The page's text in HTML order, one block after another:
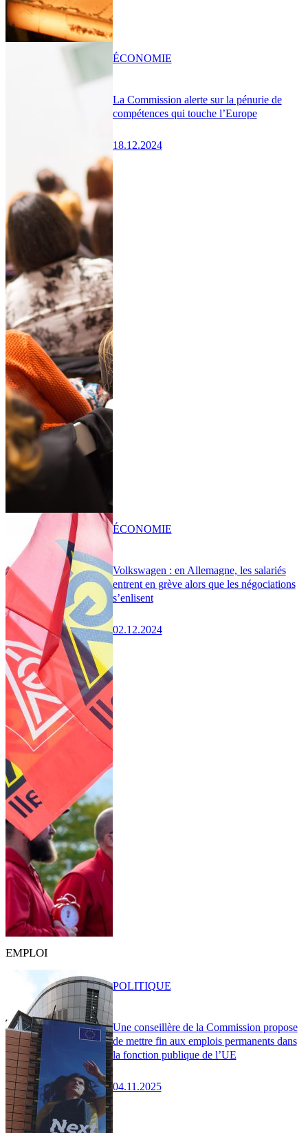
La Commission alerte sur la pénurie de
compétences qui touche l’Europe
18.12.2024
ÉCONOMIE
Volkswagen : en Allemagne, les salariés
entrent en grève alors que les négociations
s’enlisent
02.12.2024
ÉCONOMIE
EMPLOI
Une conseillère de la Commission propose
de mettre fin aux emplois permanents dans
la fonction publique de l’UE
04.11.2025
POLITIQUE